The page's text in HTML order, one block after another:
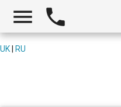
 
UK RU